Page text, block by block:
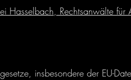
Hasselbach, Rechtsanwälte für
insbesondere der EU-